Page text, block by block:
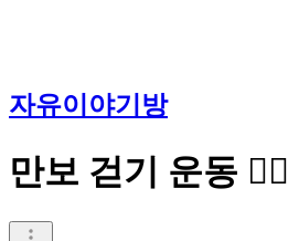
자유이야기방
만보 걷기 운동 🚶‍♀️